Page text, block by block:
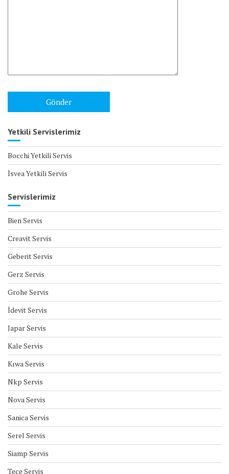
Yetkili Servislerimiz
Bocchi Yetkili Servis
İsvea Yetkili Servis
Servislerimiz
Bien Servis
Creavit Servis
Geberit Servis
Gerz Servis
Grohe Servis
İdevit Servis
Japar Servis
Kale Servis
Kıwa Servis
Nkp Servis
Nova Servis
Sanica Servis
Serel Servis
Siamp Servis
Tece Servis